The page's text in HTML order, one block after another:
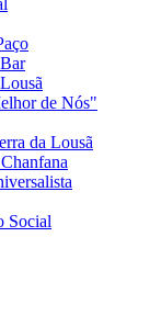
de Nós"
da Lousã
Social